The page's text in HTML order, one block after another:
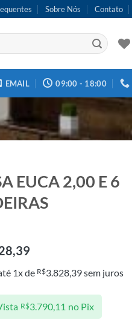
Sobre Nós Contato
EMAIL 09:00 - 18:00
EUCA 2,00 E 6
1x de R$3.828,39sem juros
R$3.790,11 no Pix